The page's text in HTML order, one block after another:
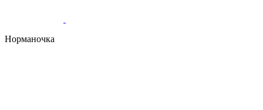
Норманочка